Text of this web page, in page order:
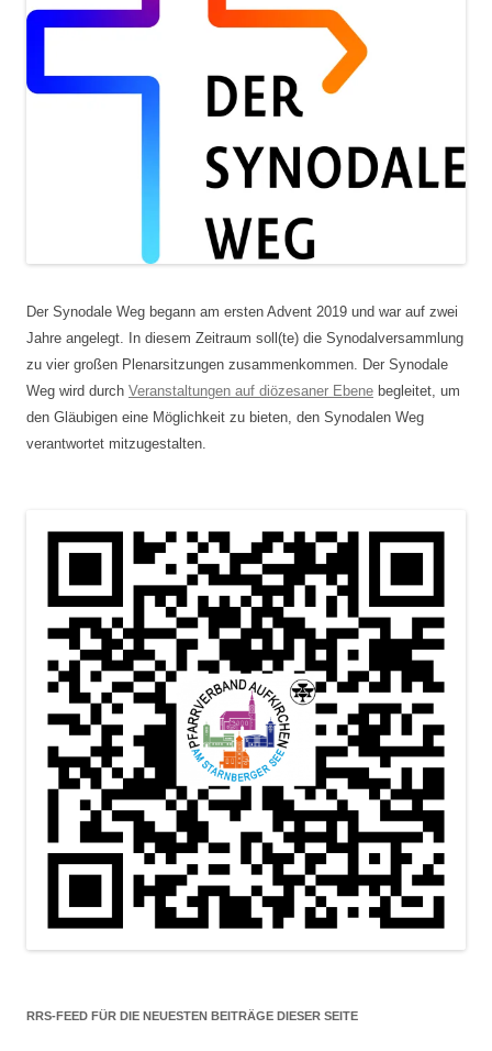
Der Synodale Weg begann am ersten Advent 2019 und war auf zwei
Jahre angelegt. In diesem Zeitraum soll(te) die Synodalversammlung
zu vier großen Plenarsitzungen zusammenkommen. Der Synodale
Weg wird durch Veranstaltungen auf diözesaner Ebene begleitet, um
den Gläubigen eine Möglichkeit zu bieten, den Synodalen Weg
verantwortet mitzugestalten.
RRS-FEED FÜR DIE NEUESTEN BEITRÄGE DIESER SEITE